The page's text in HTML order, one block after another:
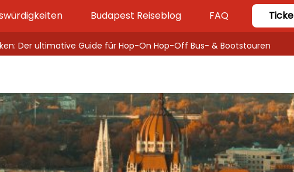
Budapest Reiseblog FAQ
Der ultimative Guide für Hop-On Hop-Off Bus- & Bootstouren